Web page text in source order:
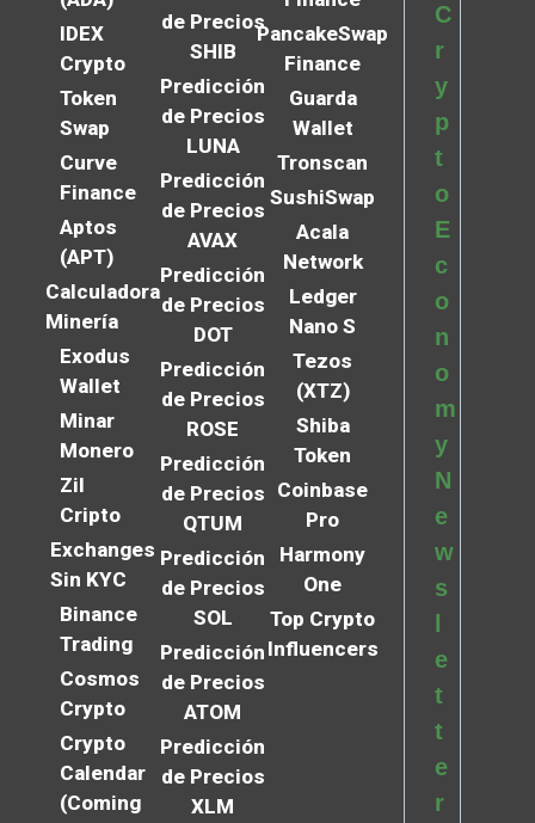
IDEX
Crypto
Token
Swap
Curve
Finance
Aptos
(APT)
Calculadora
Minería
Exodus
Wallet
Minar
Monero
Zil
Cripto
Exchanges
Sin KYC
Binance
Trading
Cosmos
Crypto
Crypto
Calendar
(Coming
de Precios
SHIB
Predicción
de Precios
LUNA
Predicción
de Precios
AVAX
Predicción
de Precios
DOT
Predicción
de Precios
ROSE
Predicción
de Precios
QTUM
Predicción
de Precios
SOL
Predicción
de Precios
ATOM
Predicción
de Precios
XLM
PancakeSwap
Finance
Guarda
Wallet
Tronscan
SushiSwap
Acala
Network
Ledger
Nano S
Tezos
(XTZ)
Shiba
Token
Coinbase
Pro
Harmony
One
Top Crypto
Influencers
C
r
y
p
t
o
E
c
o
n
o
m
y
N
e
w
s
e
t
t
e
r